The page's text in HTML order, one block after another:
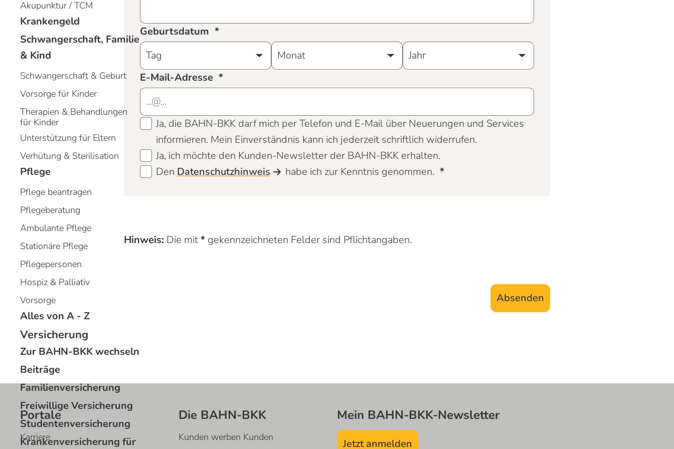
Akupunktur / TCM
Krankengeld
Schwangerschaft, Familie
& Kind
Schwangerschaft & Geburt
Vorsorge für Kinder
Therapien & Behandlungen
für Kinder
Unterstützung für Eltern
Verhütung & Sterilisation
Pflege
Pflege beantragen
Pflegeberatung
Ambulante Pflege
Stationäre Pflege
Pflegepersonen
Hospiz & Palliativ
Vorsorge
Alles von A - Z
Versicherung
Zur BAHN-BKK wechseln
Beiträge
Familienversicherung
Freiwillige Versicherung
Studentenversicherung
Krankenversicherung für
Geburtsdatum
E-Mail-Adresse
Ja, die BAHN-BKK darf mich per Telefon und E-Mail über Neuerungen und Services
informieren. Mein Einverständnis kann ich jederzeit schriftlich widerrufen.
Ja, ich möchte den Kunden-Newsletter der BAHN-BKK erhalten.
Den Datenschutzhinweis habe ich zur Kenntnis genommen.
Hinweis: Die mit* gekennzeichneten Felder sind Pflichtangaben.
Absenden
Portale
Karriere
Die BAHN-BKK
Kunden werben Kunden
Mein BAHN-BKK-Newsletter
Jetzt anmelden